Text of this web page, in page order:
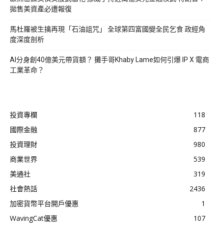
拋售美資產必遭報復
馬杜羅被生擒再現「石油詛咒」 全球第四富國變全民乞食 政經角
度深度剖析
AI分身創40億美元帶貨額？ 攤手哥Khaby Lame如何引爆 IP X 電商
工業革命？
投資專欄
118
國際金融
877
投資理財
980
商業世界
539
美通社
319
社會熱話
2436
加密貨幣平台開戶優惠
1
WavingCat優惠
107